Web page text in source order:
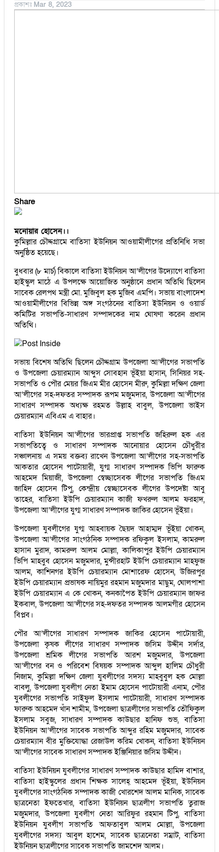
বুড়িচং
অর্থনীতি
প্রকাশঃ Mar 8, 2023
Share
মনোয়ার হোসেন।।
কুমিল্লার চৌদ্দগ্রামে বাতিসা ইউনিয়ন আওয়ামীলীগের প্রতিনিধি সভা
অনুষ্ঠিত হয়েছে।
বুধবার (৮ মার্চ) বিকালে বাতিসা ইউনিয়ন আ’লীগের উদ্যোগে বাতিসা
হাইস্কুল মাঠে এ উপলক্ষে আয়োজিত অনুষ্ঠানে প্রধান অতিথি ছিলেন
সাবেক রেলপথ মন্ত্রী মো. মুজিবুল হক মুজিব এমপি। সভায় বাংলাদেশ
আওয়ামীলীগের বিভিন্ন অঙ্গ সংগঠনের বাতিসা ইউনিয়ন ও ওয়ার্ড
কমিটির সভাপতি-সাধারণ সম্পাদকের নাম ঘোষণা করেন প্রধান
অতিথি।
সভায় বিশেষ অতিথি ছিলেন চৌদ্দগ্রাম উপজেলা আ’লীগের সভাপতি
ও উপজেলা চেয়ারম্যান আব্দুস সোবহান ভূঁইয়া হাসান, সিনিয়র সহ-
সভাপতি ও পৌর মেয়র জিএম মীর হোসেন মীরু, কুমিল্লা দক্ষিণ জেলা
আ’লীগের সহ-দফতর সম্পাদক রূপম মজুমদার, উপজেলা আ’লীগের
সাধারণ সম্পাদক অধ্যক্ষ রহমত উল্লাহ বাবুল, উপজেলা ভাইস
চেয়ারম্যান এবিএম এ বাহার।
বাতিসা ইউনিয়ন আ’লীগের ভারপ্রাপ্ত সভাপতি জহিরুল হক এর
সভাপতিত্বে ও সাধারণ সম্পাদক আনোয়ার হোসেন চৌধুরীর
সঞ্চালনায় এ সময় বক্তব্য রাখেন উপজেলা আ’লীগের সহ-সভাপতি
আকতার হোসেন পাটোয়ারী, যুগ্ম সাধারণ সম্পাদক ভিপি ফারুক
আহমেদ মিয়াজী, উপজেলা স্বেচ্ছাসেবক লীগের সভাপতি জিএম
জাহিদ হোসেন টিপু, কেন্দ্রীয় স্বেচ্ছাসেবক লীগের উপদেষ্টা আবু
তাহের, বাতিসা ইউপি চেয়ারম্যান কাজী ফখরুল আলম ফরহাদ,
উপজেলা আ’লীগের যুগ্ম সাধারণ সম্পাদক জাকির হোসেন ভূঁইয়া।
উপজেলা যুবলীগের যুগ্ম আহবায়ক ছৈয়দ আহাম্মদ ভূঁইয়া খোকন,
উপজেলা আ’লীগের সাংগঠনিক সম্পাদক রফিকুল ইসলাম, কামরুল
হাসান মুরাদ, কামরুল আলম মোল্লা, কালিকাপুর ইউপি চেয়ারম্যান
ভিপি মাহবুব হোসেন মজুমদার, মুন্সীরহাট ইউপি চেয়ারম্যান মাহফুজ
আলম, কাশিনগর ইউপি চেয়ারম্যান মোশারেফ হোসেন, উজিরপুর
ইউপি চেয়ারম্যান প্রভাষক নায়িমুর রহমান মজুমদার মাছুম, ঘোলপাশা
ইউপি চেয়ারম্যান এ কে খোকন, কনকাপৈত ইউপি চেয়ারম্যান জাফর
ইকবাল, উপজেলা আ’লীগের সহ-দফতর সম্পাদক আলমগীর হোসেন
বিপ্লব।
পৌর আ’লীগের সাধারণ সম্পাদক জাকির হোসেন পাটোয়ারী,
উপজেলা কৃষক লীগের সাধারণ সম্পাদক জসিম উদ্দীন সর্দার,
উপজেলা শ্রমিক লীগের সভাপতি আরশ মজুমদার, উপজেলা
আ’লীগের বন ও পরিবেশ বিষয়ক সম্পাদক আব্দুল হালিম চৌধুরী
নিজাম, কুমিল্লা দক্ষিণ জেলা যুবলীগের সদস্য মাহবুবুল হক মোল্লা
বাবলু, উপজেলা যুবলীগ নেতা ইমাম হোসেন পাটোয়ারী এনাম, পৌর
যুবলীগের সভাপতি সাইফুল ইসলাম পাটোয়ারী, সাধারণ সম্পাদক
ফারুক আহমেদ খাঁন শামীম, উপজেলা ছাত্রলীগের সভাপতি তৌফিকুল
ইসলাম সবুজ, সাধারণ সম্পাদক কাউছার হানিফ শুভ, বাতিসা
ইউনিয়ন আ’লীগের সাবেক সভাপতি আব্দুর রহিম মজুমদার, সাবেক
চেয়ারম্যান বীর মুক্তিযোদ্ধা রেজাউল করিম খোকন, বাতিসা ইউনিয়ন
আ’লীগের সাবেক সাধারণ সম্পাদক ইঞ্জিনিয়ার জসিম উদ্দীন।
বাতিসা ইউনিয়ন যুবলীগের সাধারণ সম্পাদক কাউছার হামিদ বাশার,
বাতিসা হাইস্কুলের প্রধান শিক্ষক সালেহ্ আহমেদ ভূঁইয়া, ইউনিয়ন
যুবলীগের সাংগঠনিক সম্পাদক কাজী খোরশেদ আলম মানিক, সাবেক
ছাত্রনেতা ইফতেখার, বাতিসা ইউনিয়ন ছাত্রলীগ সভাপতি তুরাজ
মজুমদার, উপজেলা যুবলীগ নেতা আরিফুর রহমান টিপু, বাতিসা
ইউনিয়ন যুবলীগ সভাপতি আফতাবুল আলম মোল্লা, উপজেলা
যুবলীগের সদস্য আবুল হাশেম, সাবেক ছাত্রনেতা সম্রাট, বাতিসা
ইউনিয়ন ছাত্রলীগের সাবেক সভাপতি জামশেদ আলম।